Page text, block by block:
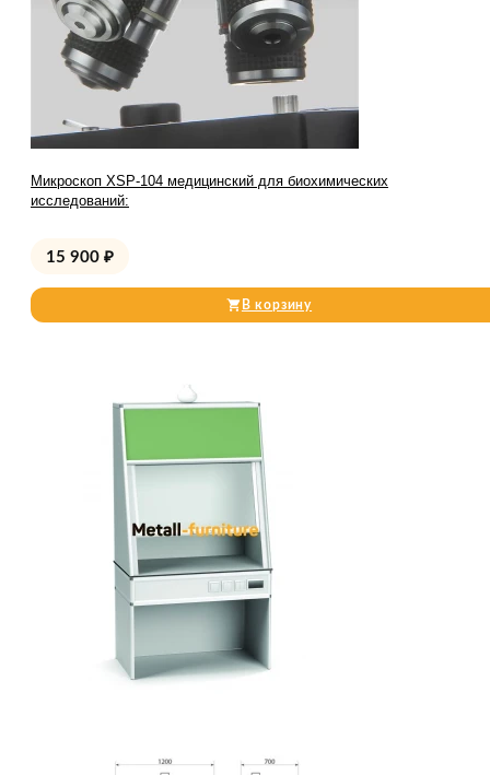
Микроскоп XSP-104 медицинский для биохимических
исследований:
15 900 ₽
В корзину